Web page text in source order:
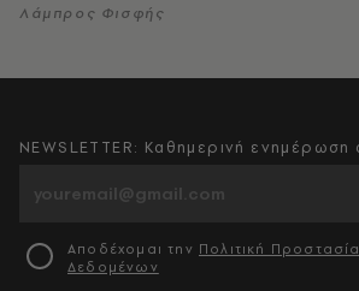
Λάμπρος Φισφής
NEWSLETTER: Καθημερινή
Αποδέχομαι την Πολιτική
Δεδομένων